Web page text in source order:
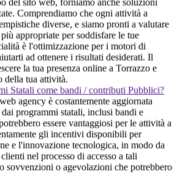
del sito web, forniamo anche soluzioni
Comprendiamo che ogni attività a
diverse, e siamo pronti a valutare
appropriate per soddisfare le tue
è l'ottimizzazione per i motori di
ad ottenere i risultati desiderati. Il
la tua presenza online a Torrazzo e
della tua attività.
Statali come bandi / contributi Pubblici?
agency è costantemente aggiornata
programmi statali, inclusi bandi e
essere vantaggiosi per le attività a
gli incentivi disponibili per
e l'innovazione tecnologica, in modo da
nel processo di accesso a tali
sovvenzioni o agevolazioni che potrebbero